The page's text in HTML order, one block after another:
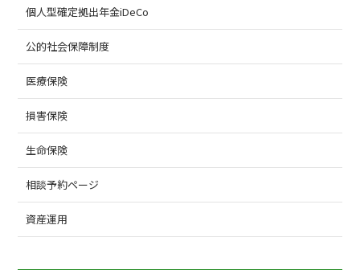
個人型確定拠出年金iDeCo
公的社会保障制度
医療保険
損害保険
生命保険
相談予約ページ
資産運用